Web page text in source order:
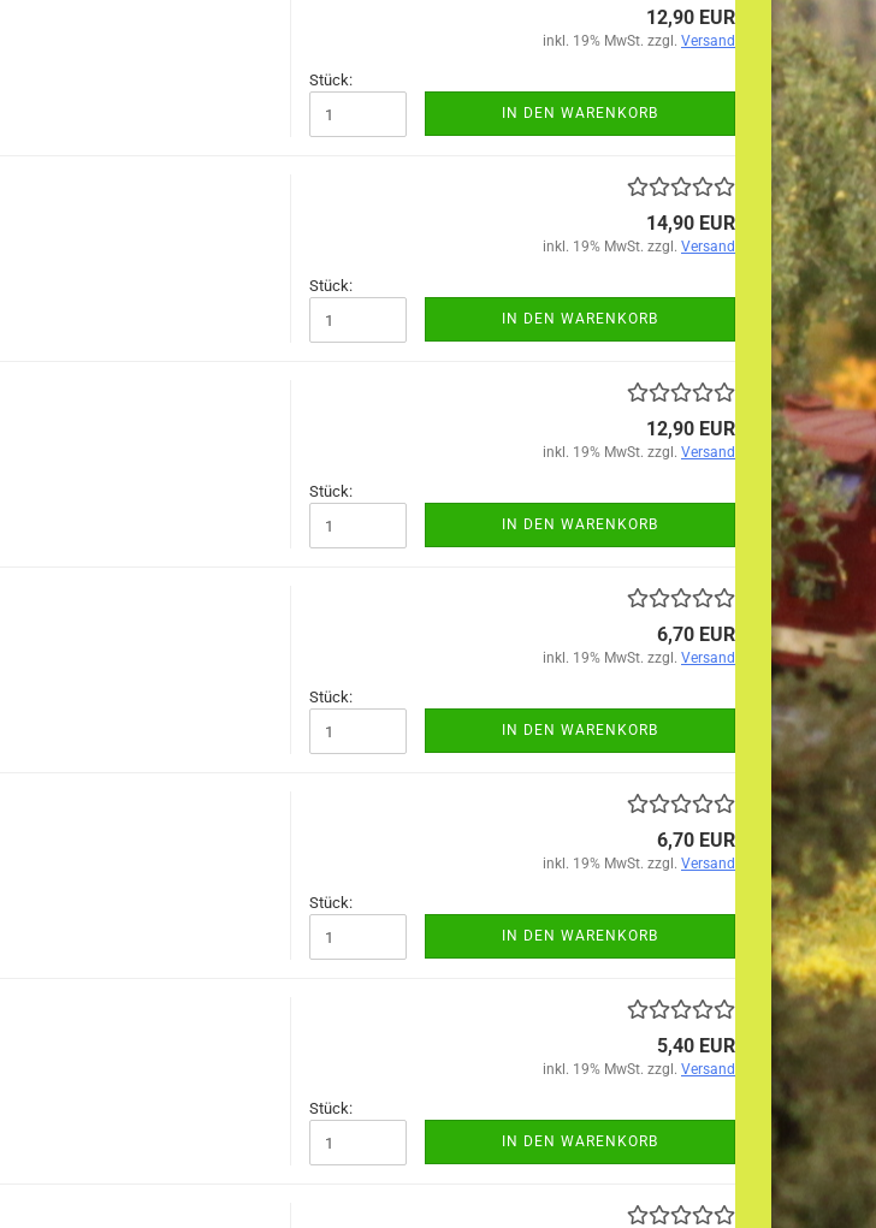
12,90 EUR
inkl. 19% MwSt. zzgl. Versand
Stück:
IN DEN WARENKORB
14,90 EUR
inkl. 19% MwSt. zzgl. Versand
Stück:
IN DEN WARENKORB
12,90 EUR
inkl. 19% MwSt. zzgl. Versand
Stück:
IN DEN WARENKORB
6,70 EUR
inkl. 19% MwSt. zzgl. Versand
Stück:
IN DEN WARENKORB
6,70 EUR
inkl. 19% MwSt. zzgl. Versand
Stück:
IN DEN WARENKORB
5,40 EUR
inkl. 19% MwSt. zzgl. Versand
Stück:
IN DEN WARENKORB